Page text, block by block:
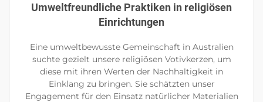
Umweltfreundliche Praktiken in religiösen
Einrichtungen
Eine umweltbewusste Gemeinschaft in Australien
suchte gezielt unsere religiösen Votivkerzen, um
diese mit ihren Werten der Nachhaltigkeit in
Einklang zu bringen. Sie schätzten unser
Engagement für den Einsatz natürlicher Materialien